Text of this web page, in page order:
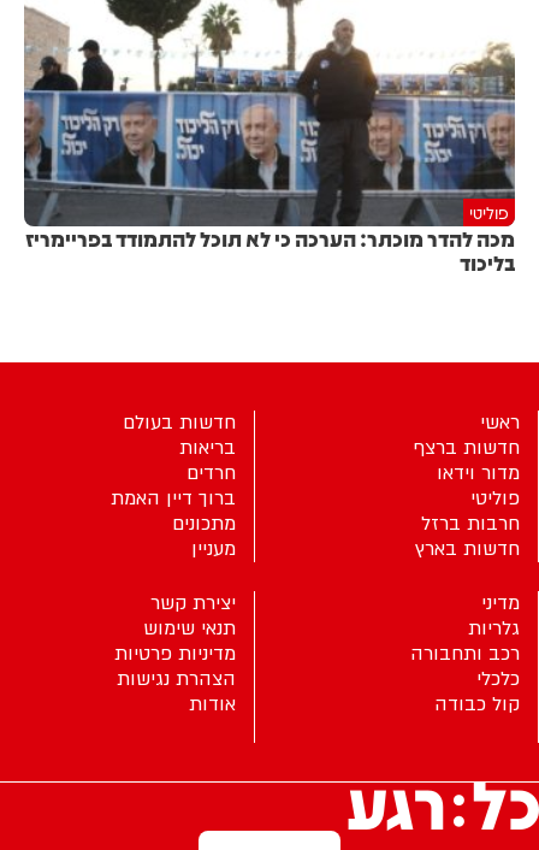
פוליטי
מכה להדר מוכתר: הערכה כי לא תוכל להתמודד בפריימריז
בליכוד
ראשי
חדשות ברצף
מדור וידאו
פוליטי
חרבות ברזל
חדשות בארץ
חדשות בעולם
בריאות
חרדים
ברוך דיין האמת
מתכונים
מעניין
מדיני
גלריות
רכב ותחבורה
כלכלי
קול כבודה
יצירת קשר
תנאי שימוש
מדיניות פרטיות
הצהרת נגישות
אודות